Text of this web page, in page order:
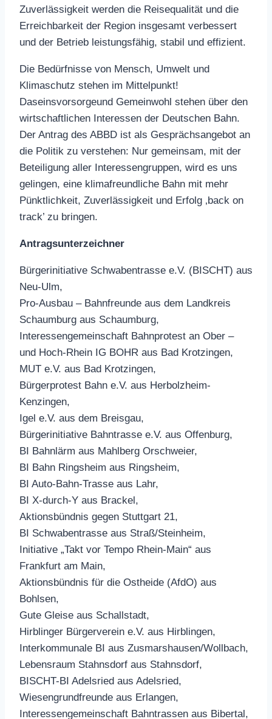
Zuverlässigkeit werden die Reisequalität und die
Erreichbarkeit der Region insgesamt verbessert
und der Betrieb leistungsfähig, stabil und effizient.
Die Bedürfnisse von Mensch, Umwelt und
Klimaschutz stehen im Mittelpunkt!
Daseinsvorsorgeund Gemeinwohl stehen über den
wirtschaftlichen Interessen der Deutschen Bahn.
Der Antrag des ABBD ist als Gesprächsangebot an
die Politik zu verstehen: Nur gemeinsam, mit der
Beteiligung aller Interessengruppen, wird es uns
gelingen, eine klimafreundliche Bahn mit mehr
Pünktlichkeit, Zuverlässigkeit und Erfolg ‚back on
track’ zu bringen.
Antragsunterzeichner
Bürgerinitiative Schwabentrasse e.V. (BISCHT) aus
Neu-Ulm,
Pro-Ausbau – Bahnfreunde aus dem Landkreis
Schaumburg aus Schaumburg,
Interessengemeinschaft Bahnprotest an Ober –
und Hoch-Rhein IG BOHR aus Bad Krotzingen,
MUT e.V. aus Bad Krotzingen,
Bürgerprotest Bahn e.V. aus Herbolzheim-
Kenzingen,
Igel e.V. aus dem Breisgau,
Bürgerinitiative Bahntrasse e.V. aus Offenburg,
BI Bahnlärm aus Mahlberg Orschweier,
BI Bahn Ringsheim aus Ringsheim,
BI Auto-Bahn-Trasse aus Lahr,
BI X-durch-Y aus Brackel,
Aktionsbündnis gegen Stuttgart 21,
BI Schwabentrasse aus Straß/Steinheim,
Initiative „Takt vor Tempo Rhein-Main“ aus
Frankfurt am Main,
Aktionsbündnis für die Ostheide (AfdO) aus
Bohlsen,
Gute Gleise aus Schallstadt,
Hirblinger Bürgerverein e.V. aus Hirblingen,
Interkommunale BI aus Zusmarshausen/Wollbach,
Lebensraum Stahnsdorf aus Stahnsdorf,
BISCHT-BI Adelsried aus Adelsried,
Wiesengrundfreunde aus Erlangen,
Interessengemeinschaft Bahntrassen aus Bibertal,